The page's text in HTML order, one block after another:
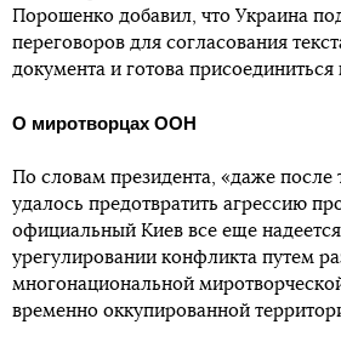
Порошенко добавил, что Украина
переговоров для согласования
документа и готова присоединиться
О миротворцах ООН
По словам президента, «даже
удалось предотвратить агрессию
официальный Киев все еще
урегулировании конфликта путем
многонациональной
временно оккупированной